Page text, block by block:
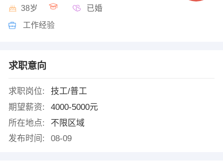
38岁 已婚
工作经验
求职意向
求职岗位:
技工/普工
期望薪资:
4000-5000元
所在地点:
不限区域
发布时间:
08-09